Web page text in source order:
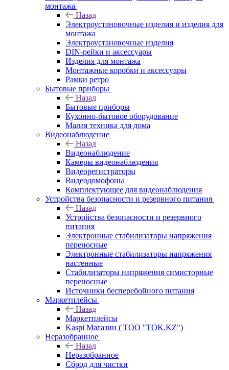
монтажа
Назад
Электроустановочные изделия и изделия для
монтажа
Электроустановочные изделия
DIN-рейки и аксессуары
Изделия для монтажа
Монтажные коробки и аксессуары
Рамки ретро
Бытовые приборы
Назад
Бытовые приборы
Кухонно-бытовое оборудование
Малая техника для дома
Видеонаблюдение
Назад
Видеонаблюдение
Камеры видеонаблюдения
Видеорегистраторы
Видеодомофоны
Комплектующее для видеонаблюдения
Устройства безопасности и резервного питания
Назад
Устройства безопасности и резервного
питания
Электронные стабилизаторы напряжения
переносные
Электронные стабилизаторы напряжения
настенные
Стабилизаторы напряжения симисторные
переносные
Источники бесперебойного питания
Маркетплейсы
Назад
Маркетплейсы
Kaspi Магазин ( ТОО "TOK.KZ")
Неразобранное
Назад
Неразобранное
Сброд для чистки